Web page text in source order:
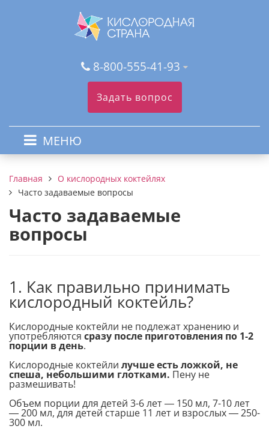
8-800-555-41-93
Задать вопрос
МЕНЮ
Главная
О кислородных коктейлях
Часто задаваемые вопросы
Часто задаваемые
вопросы
1. Как правильно принимать
кислородный коктейль?
Кислородные коктейли не подлежат хранению и
употребляются сразу после приготовления по 1-2
порции в день.
Кислородные коктейли лучше есть ложкой, не
спеша, небольшими глотками. Пену не
размешивать!
Объем порции для детей 3-6 лет — 150 мл, 7-10 лет
— 200 мл, для детей старше 11 лет и взрослых — 250-
300 мл.